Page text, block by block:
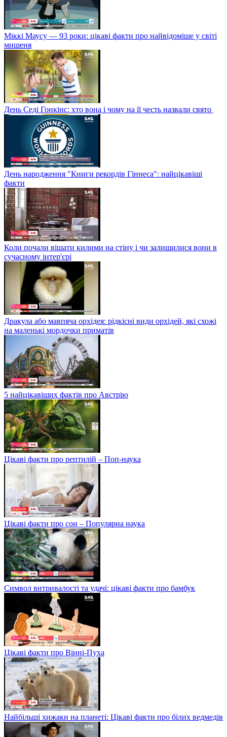
Міккі Маусу — 93 роки: цікаві факти про найвідоміше у світі
мишеня
День Седі Гонкінс: хто вона і чому на її честь назвали свято
День народження "Книги рекордів Гіннеса": найцікавіші
факти
Коли почали вішати килими на стіну і чи залишилися вони в
сучасному інтер'єрі
Дракула або мавпяча орхідея: рідкісні види орхідей, які схожі
на маленькі мордочки приматів
5 найцікавіших фактів про Австрію
Цікаві факти про рептилій – Поп-наука
Цікаві факти про сон – Популярна наука
Символ витривалості та удачі: цікаві факти про бамбук
Цікаві факти про Вінні-Пуха
Найбільші хижаки на планеті: Цікаві факти про білих ведмедів